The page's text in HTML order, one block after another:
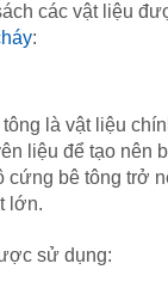
các vật liệu
:
là vật liệu
liệu để tạo nên
bê tông trở
lớn.
sử dụng: